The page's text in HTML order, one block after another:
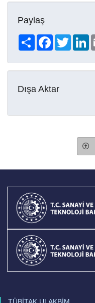
Paylaş
Share FacebookTwitter
Dışa Aktar